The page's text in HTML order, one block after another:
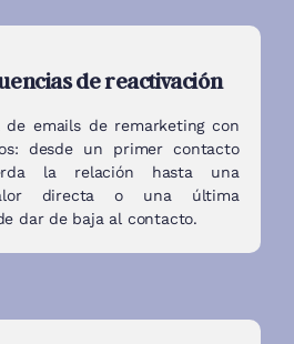
de reactivación
de emails de remarketing con
desde un primer contacto
la relación hasta una
directa o una última
dar de baja al contacto.